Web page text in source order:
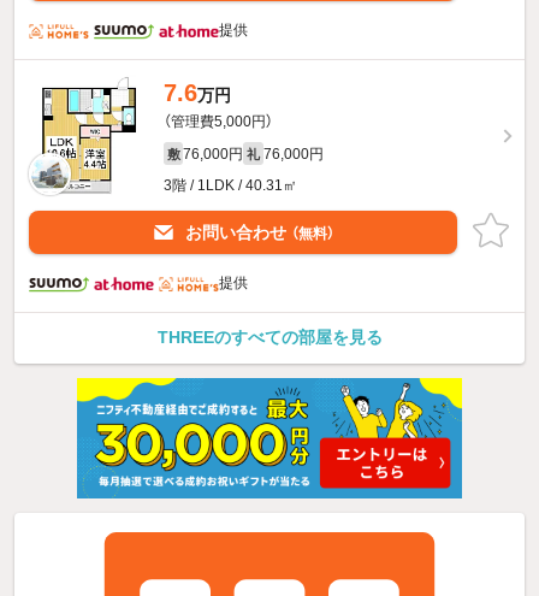
提供
7.6万円
（管理費5,000円）
敷 76,000円 礼 76,000円
3階 / 1LDK / 40.31㎡
お問い合わせ （無料）
提供
THREEのすべての部屋を見る